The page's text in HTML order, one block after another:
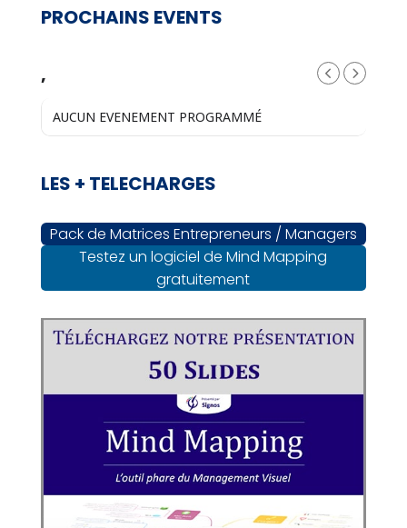
PROCHAINS EVENTS
,
AUCUN EVENEMENT PROGRAMMÉ
LES + TELECHARGES
Pack de Matrices Entrepreneurs / Managers
Testez un logiciel de Mind Mapping
gratuitement